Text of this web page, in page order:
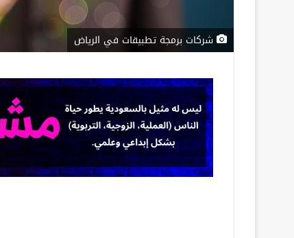
شركات برمجة تطبيقات في الرياض